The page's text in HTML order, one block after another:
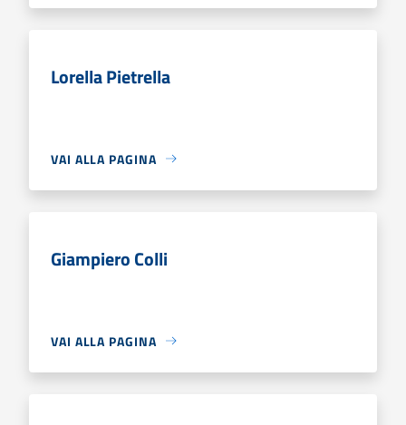
Lorella Pietrella
VAI ALLA PAGINA
Giampiero Colli
VAI ALLA PAGINA